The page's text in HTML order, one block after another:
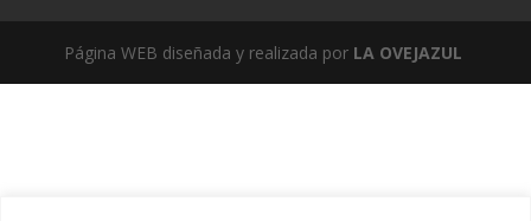
Página WEB diseñada y realizada por LA OVEJAZUL